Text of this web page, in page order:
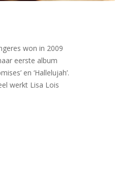
won in 2009
eerste album
en ‘Hallelujah’.
werkt Lisa Lois